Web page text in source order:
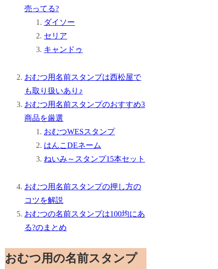
売ってる?
ダイソー
セリア
キャンドゥ
おむつ用名前スタンプは西松屋で
も取り扱いあり♪
おむつ用名前スタンプのおすすめ3
商品を厳選
おむつWESスタンプ
はんこDEネーム
ねいみ～スタンプ15本セット
おむつ用名前スタンプの押し方の
コツを解説
おむつの名前スタンプは100均にあ
る?のまとめ
おむつ用の名前スタンプ